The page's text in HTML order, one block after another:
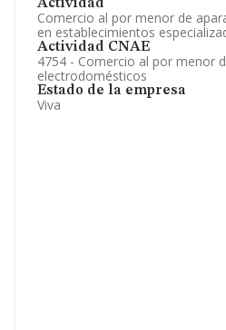
Actividad
Comercio al por menor de
en establecimientos
Actividad CNAE
4754 - Comercio al por menor
electrodomésticos
Estado de la empresa
Viva